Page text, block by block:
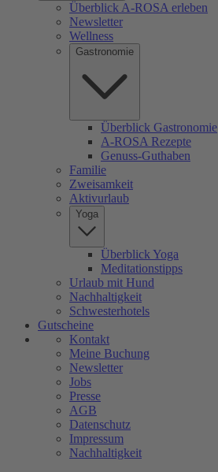
Überblick A-ROSA erleben
Newsletter
Wellness
Gastronomie
Überblick Gastronomie
A-ROSA Rezepte
Genuss-Guthaben
Familie
Zweisamkeit
Aktivurlaub
Yoga
Überblick Yoga
Meditationstipps
Urlaub mit Hund
Nachhaltigkeit
Schwesterhotels
Gutscheine
Kontakt
Meine Buchung
Newsletter
Jobs
Presse
AGB
Datenschutz
Impressum
Nachhaltigkeit